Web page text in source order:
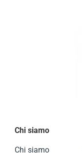
Chi siamo
Chi siamo